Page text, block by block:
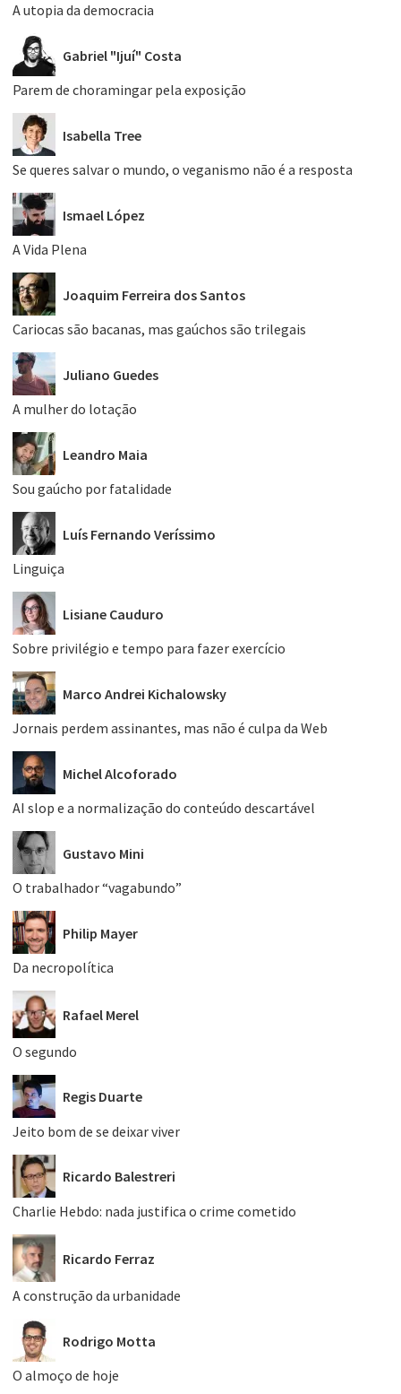
A utopia da democracia
Gabriel "Ijuí" Costa
Parem de choramingar pela exposição
Isabella Tree
Se queres salvar o mundo, o veganismo não é a resposta
Ismael López
A Vida Plena
Joaquim Ferreira dos Santos
Cariocas são bacanas, mas gaúchos são trilegais
Juliano Guedes
A mulher do lotação
Leandro Maia
Sou gaúcho por fatalidade
Luís Fernando Veríssimo
Linguiça
Lisiane Cauduro
Sobre privilégio e tempo para fazer exercício
Marco Andrei Kichalowsky
Jornais perdem assinantes, mas não é culpa da Web
Michel Alcoforado
AI slop e a normalização do conteúdo descartável
Gustavo Mini
O trabalhador “vagabundo”
Philip Mayer
Da necropolítica
Rafael Merel
O segundo
Regis Duarte
Jeito bom de se deixar viver
Ricardo Balestreri
Charlie Hebdo: nada justifica o crime cometido
Ricardo Ferraz
A construção da urbanidade
Rodrigo Motta
O almoço de hoje